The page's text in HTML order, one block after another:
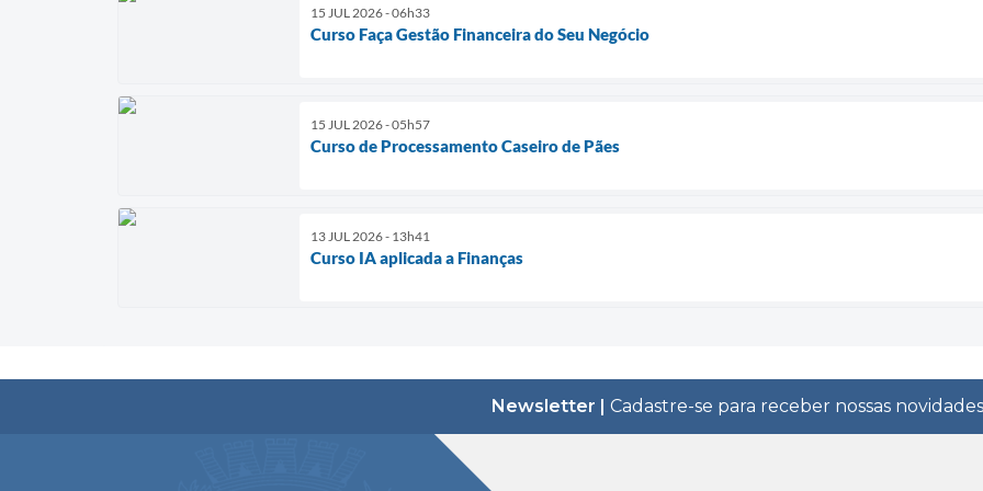
15 JUL 2026 - 06h33
Curso Faça Gestão Financeira do Seu Negócio
15 JUL 2026 - 05h57
Curso de Processamento Caseiro de Pães
13 JUL 2026 - 13h41
Curso IA aplicada a Finanças
Newsletter | Cadastre-se para receber nossas novidades